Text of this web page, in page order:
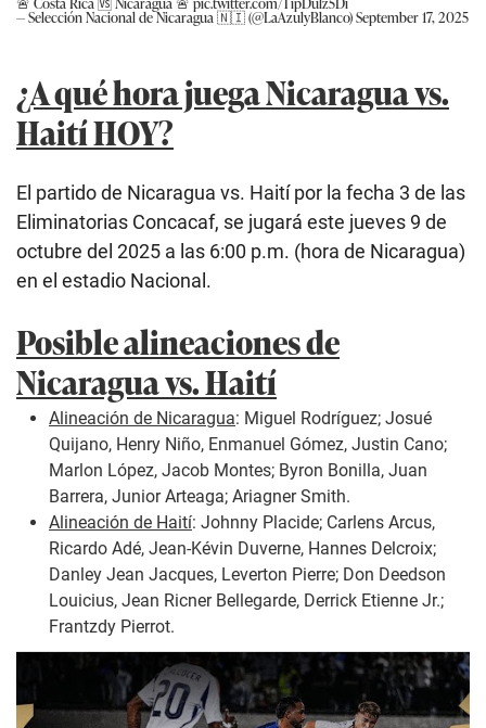
— Selección Nacional de Nicaragua 🇳🇮 (@LaAzulyBlanco)September 17, 2025
¿A qué hora juega Nicaragua vs.
Haití HOY?
El partido de Nicaragua vs. Haití por la fecha 3 de las
Eliminatorias Concacaf, se jugará este jueves 9 de
octubre del 2025 a las 6:00 p.m. (hora de Nicaragua)
en el estadio Nacional.
Posible alineaciones de
Nicaragua vs. Haití
Alineación de Nicaragua: Miguel Rodríguez; Josué
Quijano, Henry Niño, Enmanuel Gómez, Justin Cano;
Marlon López, Jacob Montes; Byron Bonilla, Juan
Barrera, Junior Arteaga; Ariagner Smith.
Alineación de Haití: Johnny Placide; Carlens Arcus,
Ricardo Adé, Jean-Kévin Duverne, Hannes Delcroix;
Danley Jean Jacques, Leverton Pierre; Don Deedson
Louicius, Jean Ricner Bellegarde, Derrick Etienne Jr.;
Frantzdy Pierrot.